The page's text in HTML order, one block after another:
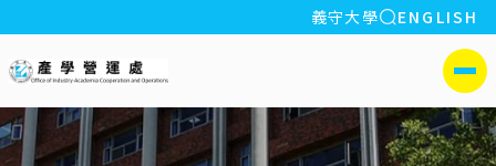
:::
義守大學 全站搜索
ENGLISH
側選單